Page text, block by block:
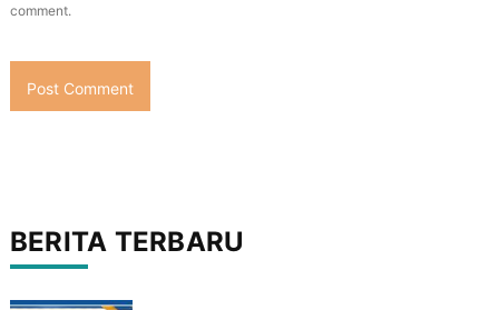
comment.
BERITA TERBARU